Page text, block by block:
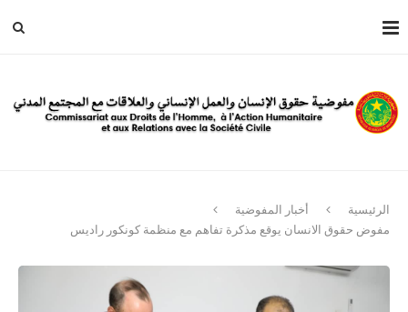
الرئيسية
أخبار المفوضية
مفوض حقوق الانسان يوقع مذكرة تفاهم مع منظمة كونكور راديس